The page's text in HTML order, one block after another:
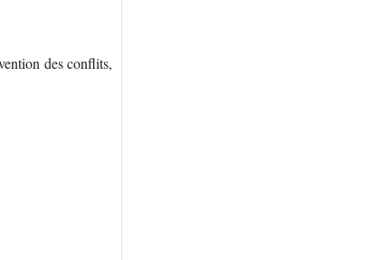
des conflits,